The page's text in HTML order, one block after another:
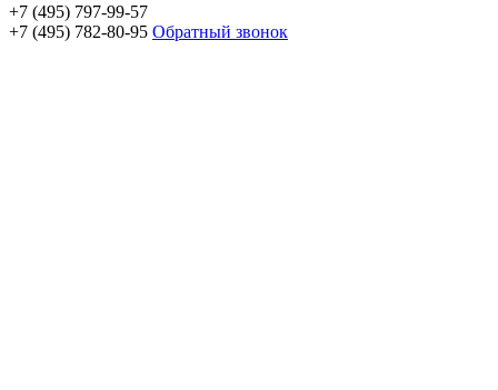
+7 (495) 797-99-57
+7 (495) 782-80-95 Обратный звонок